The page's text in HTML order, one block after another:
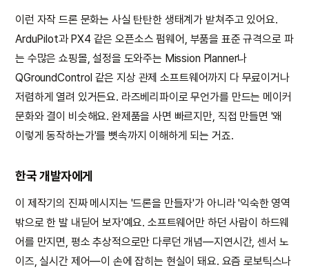
이런 자작 드론 문화는 사실 탄탄한 생태계가 받쳐주고 있어요.
ArduPilot과 PX4 같은 오픈소스 펌웨어, 부품을 표준 규격으로 파
는 수많은 쇼핑몰, 설정을 도와주는 Mission Planner나
QGroundControl 같은 지상 관제 소프트웨어까지 다 무료이거나
저렴하게 열려 있거든요. 라즈베리파이로 무언가를 만드는 메이커
문화와 결이 비슷해요. 완제품을 사면 빠르지만, 직접 만들면 '왜
이렇게 동작하는가'를 뼛속까지 이해하게 되는 거죠.
한국 개발자에게
이 제작기의 진짜 메시지는 '드론을 만들자'가 아니라 '익숙한 영역
밖으로 한 발 내딛어 보자'예요. 소프트웨어만 하던 사람이 하드웨
어를 만지면, 평소 추상적으로만 다루던 개념—지연시간, 센서 노
이즈, 실시간 제어—이 손에 잡히는 현실이 돼요. 요즘 로보틱스나